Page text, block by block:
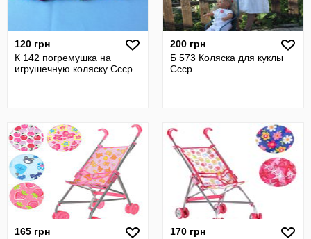
120 грн
К 142 погремушка на
игрушечную коляску Ссср
200 грн
Б 573 Коляска для куклы
Ссср
165 грн
170 грн